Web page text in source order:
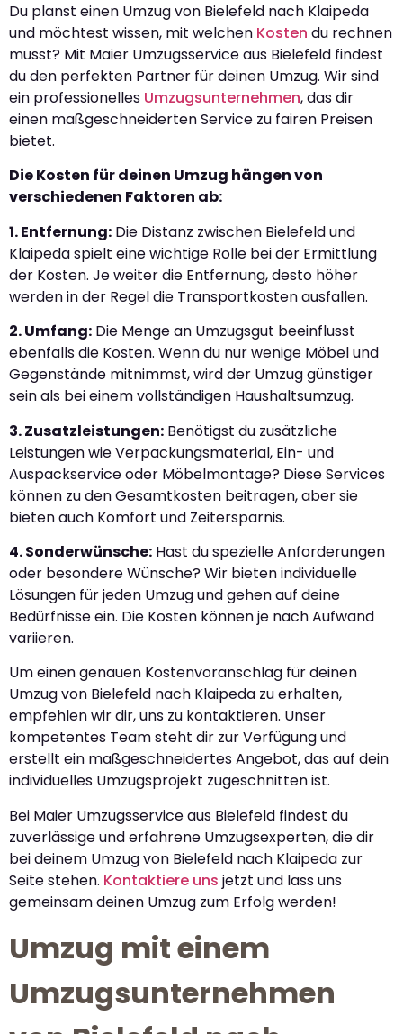
Du planst einen Umzug von Bielefeld nach Klaipeda
und möchtest wissen, mit welchen Kosten du rechnen
musst? Mit Maier Umzugsservice aus Bielefeld findest
du den perfekten Partner für deinen Umzug. Wir sind
ein professionelles Umzugsunternehmen, das dir
einen maßgeschneiderten Service zu fairen Preisen
bietet.
Die Kosten für deinen Umzug hängen von
verschiedenen Faktoren ab:
1. Entfernung: Die Distanz zwischen Bielefeld und
Klaipeda spielt eine wichtige Rolle bei der Ermittlung
der Kosten. Je weiter die Entfernung, desto höher
werden in der Regel die Transportkosten ausfallen.
2. Umfang: Die Menge an Umzugsgut beeinflusst
ebenfalls die Kosten. Wenn du nur wenige Möbel und
Gegenstände mitnimmst, wird der Umzug günstiger
sein als bei einem vollständigen Haushaltsumzug.
3. Zusatzleistungen: Benötigst du zusätzliche
Leistungen wie Verpackungsmaterial, Ein- und
Auspackservice oder Möbelmontage? Diese Services
können zu den Gesamtkosten beitragen, aber sie
bieten auch Komfort und Zeitersparnis.
4. Sonderwünsche: Hast du spezielle Anforderungen
oder besondere Wünsche? Wir bieten individuelle
Lösungen für jeden Umzug und gehen auf deine
Bedürfnisse ein. Die Kosten können je nach Aufwand
variieren.
Um einen genauen Kostenvoranschlag für deinen
Umzug von Bielefeld nach Klaipeda zu erhalten,
empfehlen wir dir, uns zu kontaktieren. Unser
kompetentes Team steht dir zur Verfügung und
erstellt ein maßgeschneidertes Angebot, das auf dein
individuelles Umzugsprojekt zugeschnitten ist.
Bei Maier Umzugsservice aus Bielefeld findest du
zuverlässige und erfahrene Umzugsexperten, die dir
bei deinem Umzug von Bielefeld nach Klaipeda zur
Seite stehen. Kontaktiere uns jetzt und lass uns
gemeinsam deinen Umzug zum Erfolg werden!
Umzug mit einem
Umzugsunternehmen